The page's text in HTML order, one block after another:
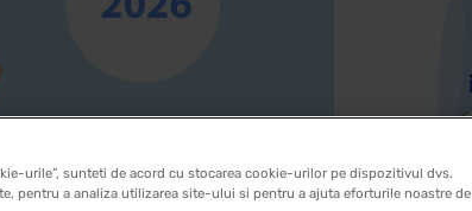
urile”, sunteti de acord cu stocarea cookie-urilor pe dispozitivul dvs.
pentru a analiza utilizarea site-ului si pentru a ajuta eforturile noastre de